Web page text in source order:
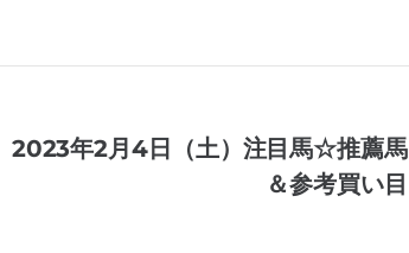
2023年2月4日（土）注目馬☆推薦馬
＆参考買い目